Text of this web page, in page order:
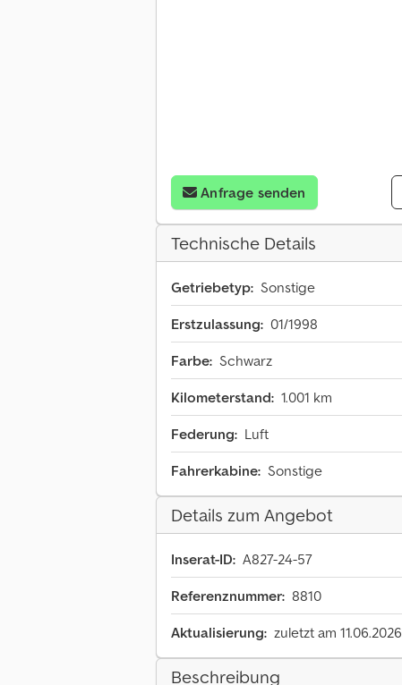
Anfrage senden
Technische Details
Getriebetyp: Sonstige
Erstzulassung: 01/1998
Farbe: Schwarz
Kilometerstand: 1.001 km
Federung: Luft
Fahrerkabine: Sonstige
Details zum Angebot
Inserat-ID: A827-24-57
Referenznummer: 8810
Aktualisierung: zuletzt am 11.06.2026
Beschreibung